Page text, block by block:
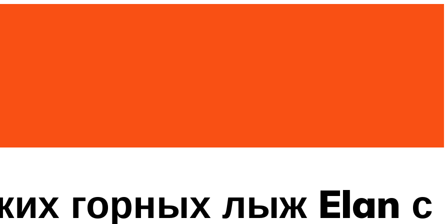
горных лыж Elan с